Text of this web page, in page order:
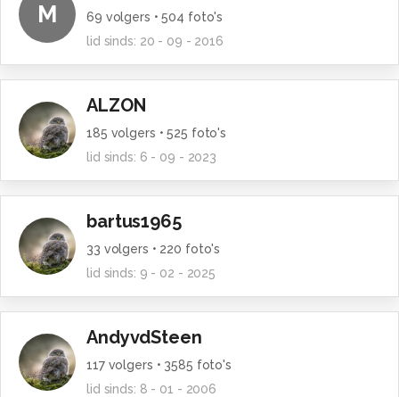
M 69 volgers •504 foto's
lid sinds: 20 - 09 - 2016
ALZON
185 volgers •525 foto's
lid sinds: 6 - 09 - 2023
bartus1965
33 volgers • 220 foto's
lid sinds: 9 - 02 - 2025
AndyvdSteen
117volgers • 3585 foto's
lid sinds: 8 - 01 - 2006